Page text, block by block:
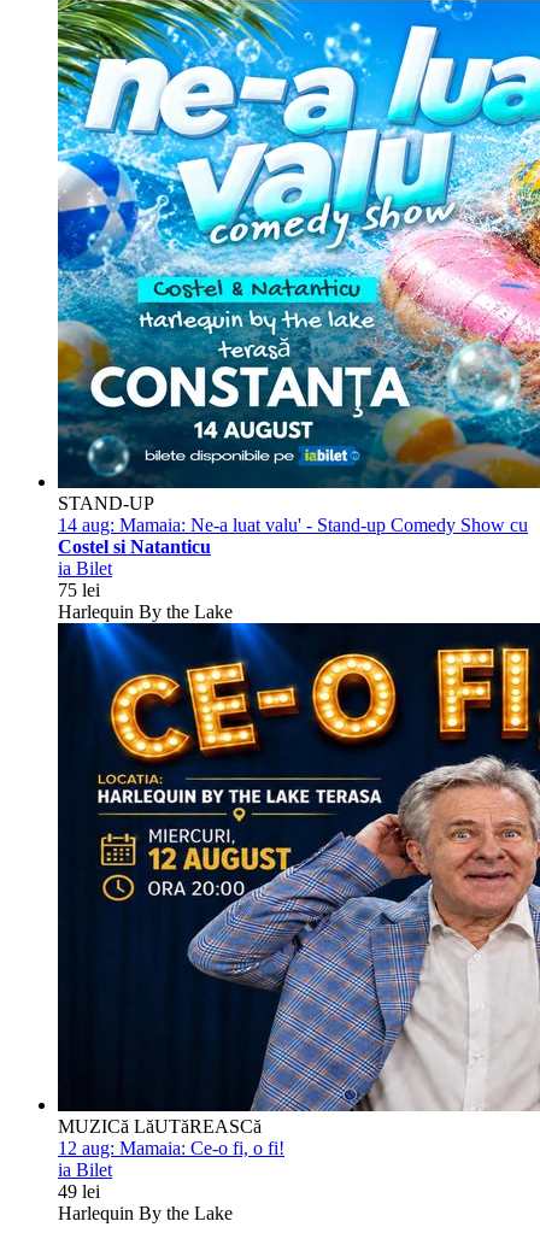
STAND-UP
14 aug: Mamaia: Ne-a luat valu' - Stand-up Comedy Show cu
Costel si Natanticu
ia Bilet
75 lei
Harlequin By the Lake
MUZICă LăUTăREASCă
12 aug: Mamaia: Ce-o fi, o fi!
ia Bilet
49 lei
Harlequin By the Lake